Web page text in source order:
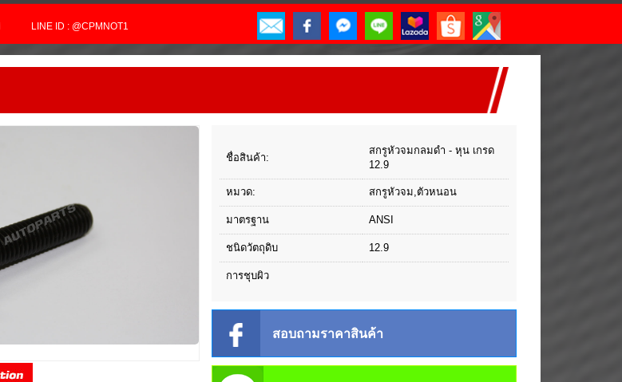
LINE ID : @CPMNOT1
ชื่อสินค้า:
สกรูหัวจมกลมดำ - หุน เกรด
12.9
หมวด: สกรูหัวจม,ตัวหนอน
มาตรฐาน ANSI
ชนิดวัตถุดิบ 12.9
การชุบผิว
สอบถามราคาสินค้า